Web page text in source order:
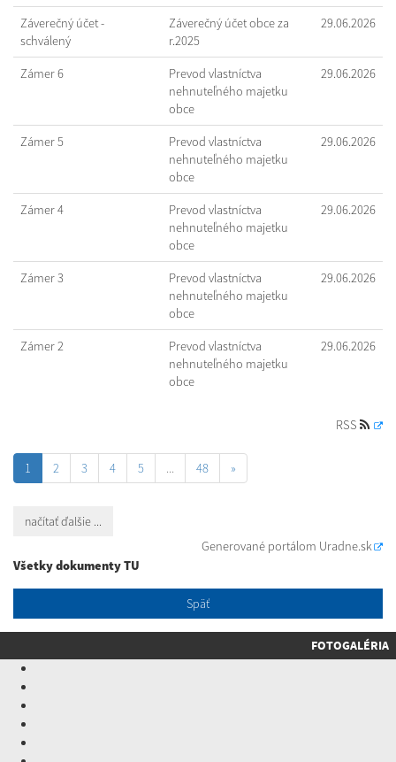
Záverečný účet -
schválený
Záverečný účet obce za
r.2025
29.06.2026
Zámer 6
Prevod vlastníctva
nehnuteľného majetku
obce
29.06.2026
Zámer 5
Prevod vlastníctva
nehnuteľného majetku
obce
29.06.2026
Zámer 4
Prevod vlastníctva
nehnuteľného majetku
obce
29.06.2026
Zámer 3
Prevod vlastníctva
nehnuteľného majetku
obce
29.06.2026
Zámer 2
Prevod vlastníctva
nehnuteľného majetku
obce
29.06.2026
RSS
1 2 3 4 5 ... 48 »
načítať ďalšie ...
Generované portálom Uradne.sk
Všetky dokumenty TU
Späť
FOTOGALÉRIA